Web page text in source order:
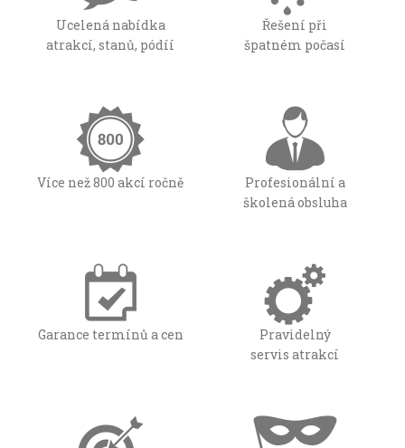
Ucelená nabídka
atrakcí, stanů, pódíí
Řešení při
špatném počasí
Více než 800 akcí ročně
Profesionální a
školená obsluha
Garance termínů a cen
Pravidelný
servis atrakcí